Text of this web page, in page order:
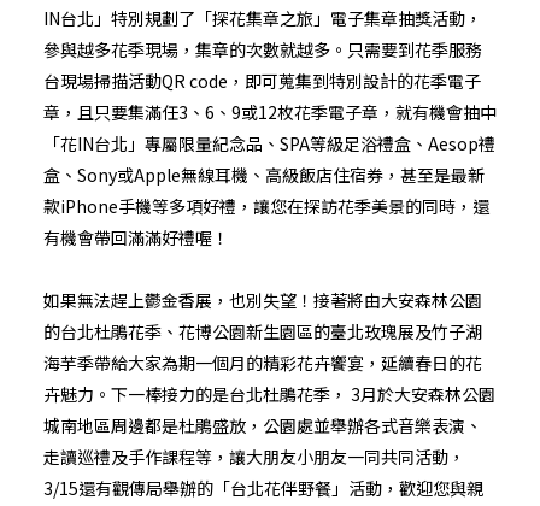
IN台北」特別規劃了「探花集章之旅」電子集章抽獎活動，
參與越多花季現場，集章的次數就越多。只需要到花季服務
台現場掃描活動QR code，即可蒐集到特別設計的花季電子
章，且只要集滿任3、6、9或12枚花季電子章，就有機會抽中
「花IN台北」專屬限量紀念品、SPA等級足浴禮盒、Aesop禮
盒、Sony或Apple無線耳機、高級飯店住宿券，甚至是最新
款iPhone手機等多項好禮，讓您在探訪花季美景的同時，還
有機會帶回滿滿好禮喔！
如果無法趕上鬱金香展，也別失望！接著將由大安森林公園
的台北杜鵑花季、花博公園新生園區的臺北玫瑰展及竹子湖
海芋季帶給大家為期一個月的精彩花卉饗宴，延續春日的花
卉魅力。下一棒接力的是台北杜鵑花季， 3月於大安森林公園
城南地區周邊都是杜鵑盛放，公園處並舉辦各式音樂表演、
走讀巡禮及手作課程等，讓大朋友小朋友一同共同活動，
3/15還有觀傳局舉辦的「台北花伴野餐」活動，歡迎您與親